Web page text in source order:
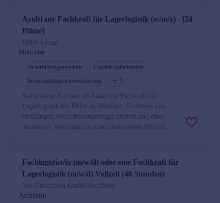
Azubi zur Fachkraft für Lagerlogistik (w/m/x) - [24
Plätze]
BMW Group
München
Weiterbildungsangebote
Flexible Arbeitszeiten
Berufsunfähigkeitsversicherung
5
Starte deine Karriere als Azubi zur Fachkraft für
Lagerlogistik bei BMW in München. Profitiere von
vielfältigen Weiterbildungsmöglichkeiten und einer
attraktiven Vergütung in einem innovativen Umfeld.
Fachlagerist/in (m/w/d) oder eine Fachkraft für
Lagerlogistik (m/w/d) Vollzeit (40 Stunden)
Von Guttenberg GmbH Aschheim
Aschheim